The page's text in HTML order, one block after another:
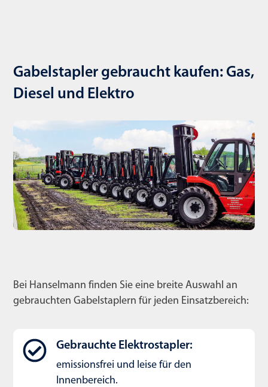
Gabelstapler gebraucht kaufen: Gas,
Diesel und Elektro
Bei Hanselmann finden Sie eine breite Auswahl an
gebrauchten Gabelstaplern für jeden Einsatzbereich:
Gebrauchte Elektrostapler:
emissionsfrei und leise für den
Innenbereich.